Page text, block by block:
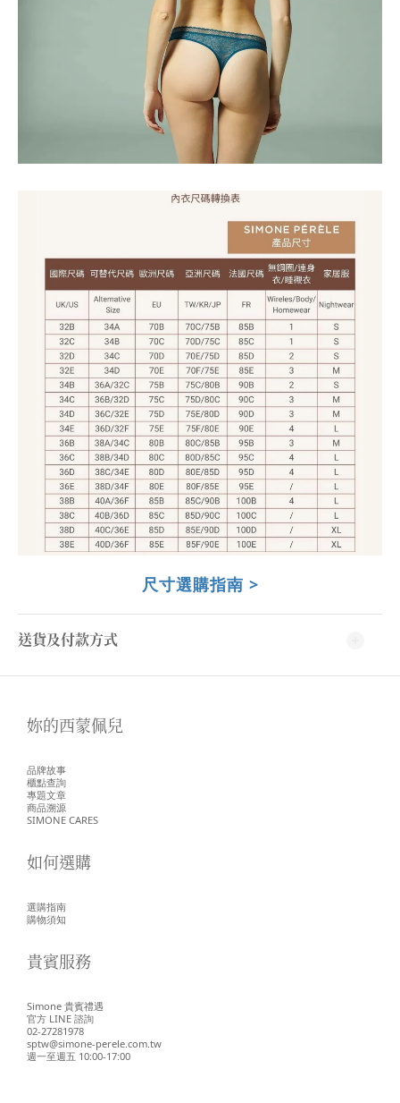
尺寸選購指南 >
送貨及付款方式
妳的西蒙佩兒
品牌故事
櫃點查詢
專題文章
商品溯源
SIMONE CARES
如何選購
選購指南
購物須知
貴賓服務
Simone 貴賓禮遇
官方 LINE 諮詢
02-27281978
sptw@simone-perele.com.tw
週一至週五 10:00-17:00